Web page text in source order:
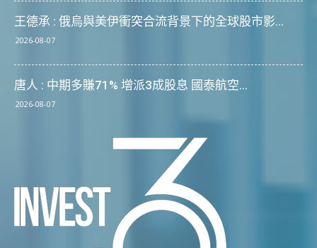
王德承 : 俄烏與美伊衝突合流背景下的全球股市影...
2026-08-07
唐人 : 中期多賺71% 增派3成股息 國泰航空...
2026-08-07